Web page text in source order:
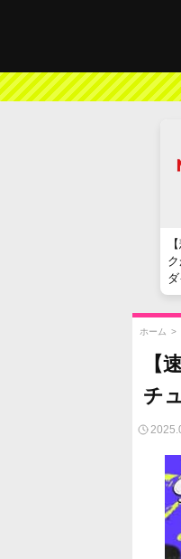
ホーム >
【
チ